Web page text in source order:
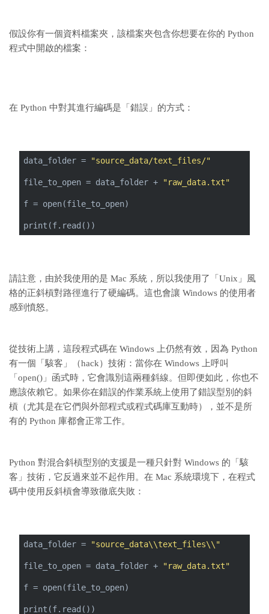
假設你有一個資料檔案夾，該檔案夾包含你想要在你的 Python
程式中開啟的檔案：
在 Python 中對其進行編碼是「錯誤」的方式：
data_folder = "source_data/text_files/"
file_to_open = data_folder + "raw_data.txt"
f = open(file_to_open)
print(f.read())
請註意，由於我使用的是 Mac 系統，所以我使用了「Unix」風
格的正斜槓對路徑進行了硬編碼。這也會讓 Windows 的使用者
感到憤怒。
從技術上講，這段程式碼在 Windows 上仍然有效，因為 Python
有一個「駭客」（hack）技術：當你在 Windows 上呼叫
「open()」函式時，它會識別這兩種斜線。但即便如此，你也不
應該依賴它。如果你在錯誤的作業系統上使用了錯誤型別的斜
槓（尤其是在它們與外部程式或程式碼庫互動時），並不是所
有的 Python 庫都會正常工作。
Python 對混合斜槓型別的支援是一種只針對 Windows 的「駭
客」技術，它反過來並不起作用。在 Mac 系統環境下，在程式
碼中使用反斜槓會導致徹底失敗：
data_folder = "source_data\\text_files\\"
file_to_open = data_folder + "raw_data.txt"
f = open(file_to_open)
print(f.read())